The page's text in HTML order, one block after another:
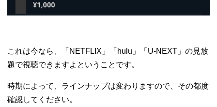
これは今なら、「NETFLIX」「hulu」「U-NEXT」の見放
題で視聴できますよということです。
時期によって、ラインナップは変わりますので、その都度
確認してください。